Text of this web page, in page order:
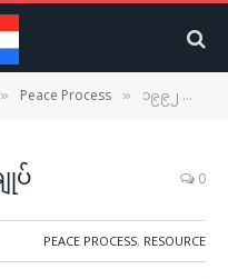
» Peace Process » ၁၉၉၂ မာနယ်ပလောစာချုပ်
ပ် 0
PEACE PROCESS, RESOURCE